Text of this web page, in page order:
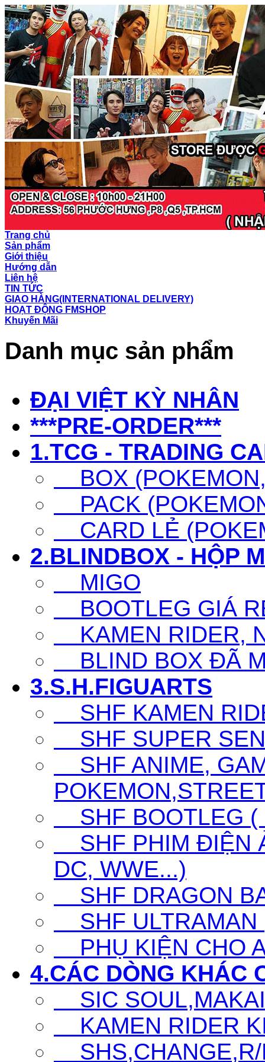
Trang chủ
Sản phẩm
Giới thiệu
Hướng dẫn
Liên hệ
TIN TỨC
GIAO HÀNG(INTERNATIONAL DELIVERY)
HOẠT ĐỘNG FMSHOP
Khuyến Mãi
Danh mục sản phẩm
ĐẠI VIỆT KỲ NHÂN
***PRE-ORDER***
1.TCG - TRADING
BOX
PACK
CARD LẺ
2.BLINDBOX - HỘP
MIGO
BOOTLEG GIÁ
KAMEN RIDER,
BLIND BOX ĐÃ
3.S.H.FIGUARTS
SHF KAMEN
SHF SUPER
SHF ANIME,
SHF BOOTLEG (
SHF PHIM ĐIỆN
DC, WWE...)
SHF DRAGON
SHF ULTRAMAN
PHỤ KIỆN CHO
4.CÁC DÒNG KHÁC
SIC
KAMEN RIDER
SHS,CHANGE,R/